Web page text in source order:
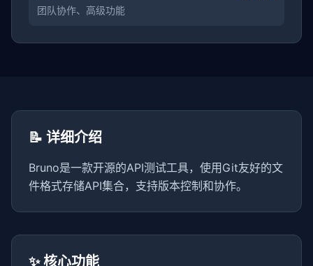
团队协作、高级功能
📝 详细介绍
Bruno是一款开源的API测试工具，使用Git友好的文
件格式存储API集合，支持版本控制和协作。
✨ 核心功能